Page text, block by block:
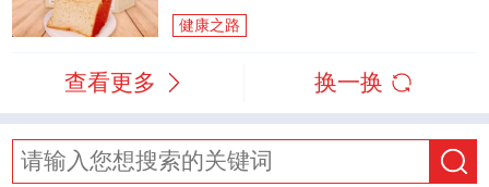
健康之路
查看更多 换一换